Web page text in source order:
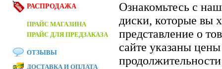
Ознакомьтесь с
диски, которые вы
представление о
сайте указаны
РАСПРОДАЖА
ПРАЙС МАГАЗИНА
ПРАЙС ДЛЯ ПРЕДЗАКАЗА
ОТЗЫВЫ
ДОСТАВКА И ОПЛАТА